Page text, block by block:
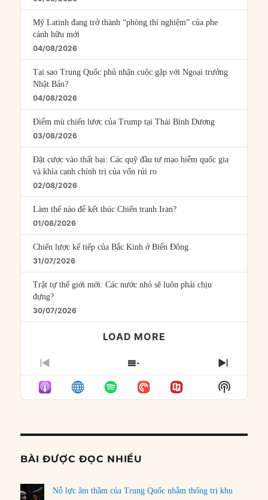
Mỹ Latinh đang trở thành “phòng thí nghiệm” của phe
cánh hữu mới
04/08/2026
Tại sao Trung Quốc phủ nhận cuộc gặp với Ngoại trưởng
Nhật Bản?
04/08/2026
Điểm mù chiến lược của Trump tại Thái Bình Dương
03/08/2026
Đặt cược vào thất bại: Các quỹ đầu tư mạo hiểm quốc gia
và khía cạnh chính trị của vốn rủi ro
02/08/2026
Làm thế nào để kết thúc Chiến tranh Iran?
01/08/2026
Chiến lược kế tiếp của Bắc Kinh ở Biển Đông
31/07/2026
Trật tự thế giới mới: Các nước nhỏ sẽ luôn phải chịu
đựng?
30/07/2026
LOAD MORE
PREVIOUS
EPISODE
SHOW
EPISODES
LIST
NEXT
Show
Podcast
BÀI ĐƯỢC ĐỌC NHIỀU
Nỗ lực âm thầm của Trung Quốc nhằm thống trị khu